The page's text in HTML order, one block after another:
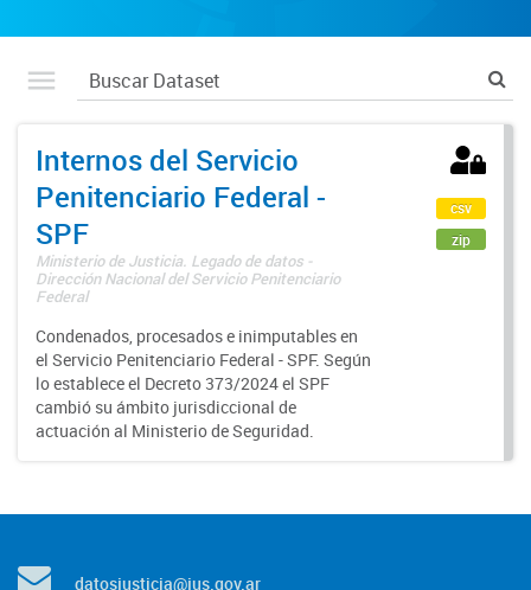
Internos del Servicio
Penitenciario Federal -
SPF
Ministerio de Justicia. Legado de datos -
Dirección Nacional del Servicio Penitenciario
Federal
Condenados, procesados e inimputables en
el Servicio Penitenciario Federal - SPF. Según
lo establece el Decreto 373/2024 el SPF
cambió su ámbito jurisdiccional de
actuación al Ministerio de Seguridad.
csv
zip
datosjusticia@jus.gov.ar